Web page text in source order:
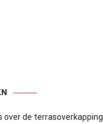
over de terrasoverkapping